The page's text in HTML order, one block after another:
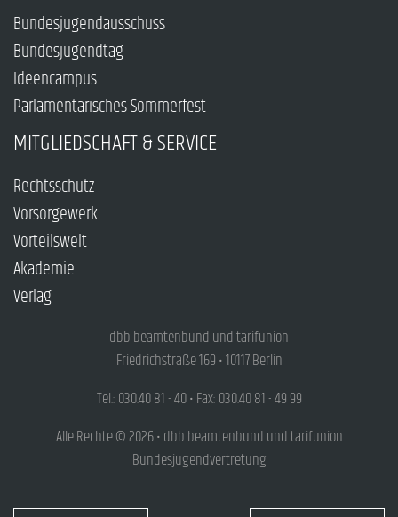
Bundesjugendausschuss
Bundesjugendtag
Ideencampus
Parlamentarisches Sommerfest
MITGLIEDSCHAFT & SERVICE
Rechtsschutz
Vorsorgewerk
Vorteilswelt
Akademie
Verlag
dbb beamtenbund und tarifunion
Friedrichstraße 169 • 10117 Berlin
Tel.: 030.40 81 - 40 • Fax: 030.40 81 - 49 99
Alle Rechte © 2026 • dbb beamtenbund und tarifunion
Bundesjugendvertretung